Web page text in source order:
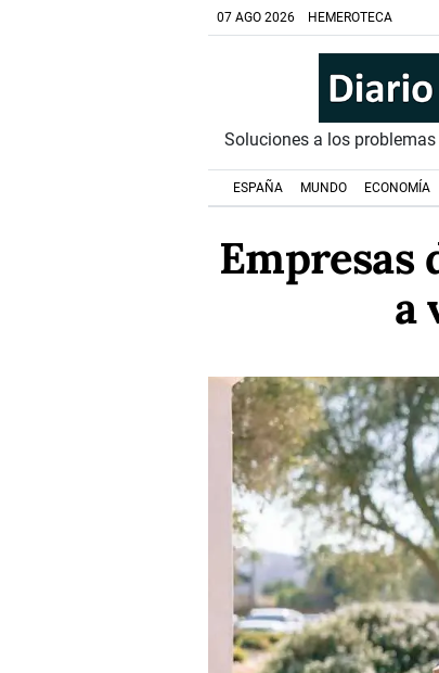
07 AGO 2026 HEMEROTECA
Soluciones a los
ESPAÑA MUNDO ECONOMÍA
Empresas
a